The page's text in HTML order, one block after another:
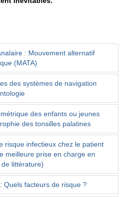
: Mouvement alternatif
(MATA)
des systèmes de navigation
des enfants ou jeunes
des tonsilles palatines
risque infectieux chez le patient
meilleure prise en charge en
littérature)
Quels facteurs de risque ?